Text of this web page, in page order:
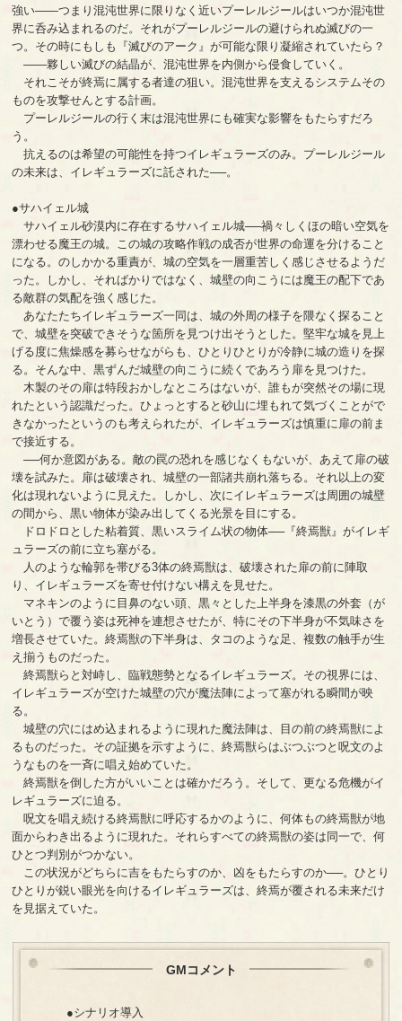
強い――つまり混沌世界に限りなく近いプーレルジールはいつか混沌世
界に呑み込まれるのだ。それがプーレルジールの避けられぬ滅びの一
つ。その時にもしも『滅びのアーク』が可能な限り凝縮されていたら？
――夥しい滅びの結晶が、混沌世界を内側から侵食していく。
それこそが終焉に属する者達の狙い。混沌世界を支えるシステムその
ものを攻撃せんとする計画。
プーレルジールの行く末は混沌世界にも確実な影響をもたらすだろ
う。
抗えるのは希望の可能性を持つイレギュラーズのみ。プーレルジール
の未来は、イレギュラーズに託された──。
●サハイェル城
サハイェル砂漠内に存在するサハイェル城──禍々しくほの暗い空気を
漂わせる魔王の城。この城の攻略作戦の成否が世界の命運を分けること
になる。のしかかる重責が、城の空気を一層重苦しく感じさせるようだ
った。しかし、そればかりではなく、城壁の向こうには魔王の配下であ
る敵群の気配を強く感じた。
あなたたちイレギュラーズ一同は、城の外周の様子を隈なく探ること
で、城壁を突破できそうな箇所を見つけ出そうとした。堅牢な城を見上
げる度に焦燥感を募らせながらも、ひとりひとりが冷静に城の造りを探
る。そんな中、黒ずんだ城壁の向こうに続くであろう扉を見つけた。
木製のその扉は特段おかしなところはないが、誰もが突然その場に現
れたという認識だった。ひょっとすると砂山に埋もれて気づくことがで
きなかったというのも考えられたが、イレギュラーズは慎重に扉の前ま
で接近する。
──何か意図がある。敵の罠の恐れを感じなくもないが、あえて扉の破
壊を試みた。扉は破壊され、城壁の一部諸共崩れ落ちる。それ以上の変
化は現れないように見えた。しかし、次にイレギュラーズは周囲の城壁
の間から、黒い物体が染み出してくる光景を目にする。
ドロドロとした粘着質、黒いスライム状の物体──『終焉獣』がイレギ
ュラーズの前に立ち塞がる。
人のような輪郭を帯びる3体の終焉獣は、破壊された扉の前に陣取
り、イレギュラーズを寄せ付けない構えを見せた。
マネキンのように目鼻のない頭、黒々とした上半身を漆黒の外套（が
いとう）で覆う姿は死神を連想させたが、特にその下半身が不気味さを
増長させていた。終焉獣の下半身は、タコのような足、複数の触手が生
え揃うものだった。
終焉獣らと対峙し、臨戦態勢となるイレギュラーズ。その視界には、
イレギュラーズが空けた城壁の穴が魔法陣によって塞がれる瞬間が映
る。
城壁の穴にはめ込まれるように現れた魔法陣は、目の前の終焉獣によ
るものだった。その証拠を示すように、終焉獣らはぶつぶつと呪文のよ
うなものを一斉に唱え始めていた。
終焉獣を倒した方がいいことは確かだろう。そして、更なる危機がイ
レギュラーズに迫る。
呪文を唱え続ける終焉獣に呼応するかのように、何体もの終焉獣が地
面からわき出るように現れた。それらすべての終焉獣の姿は同一で、何
ひとつ判別がつかない。
この状況がどちらに吉をもたらすのか、凶をもたらすのか──。ひとり
ひとりが鋭い眼光を向けるイレギュラーズは、終焉が覆される未来だけ
を見据えていた。
GMコメント
●シナリオ導入